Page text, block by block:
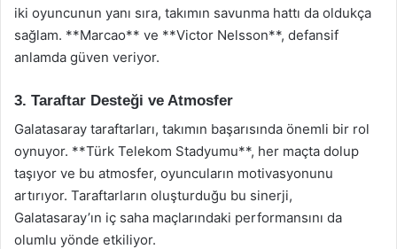
iki oyuncunun yanı sıra, takımın savunma hattı da oldukça
sağlam. **Marcao** ve **Victor Nelsson**, defansif
anlamda güven veriyor.
3. Taraftar Desteği ve Atmosfer
Galatasaray taraftarları, takımın başarısında önemli bir rol
oynuyor. **Türk Telekom Stadyumu**, her maçta dolup
taşıyor ve bu atmosfer, oyuncuların motivasyonunu
artırıyor. Taraftarların oluşturduğu bu sinerji,
Galatasaray’ın iç saha maçlarındaki performansını da
olumlu yönde etkiliyor.